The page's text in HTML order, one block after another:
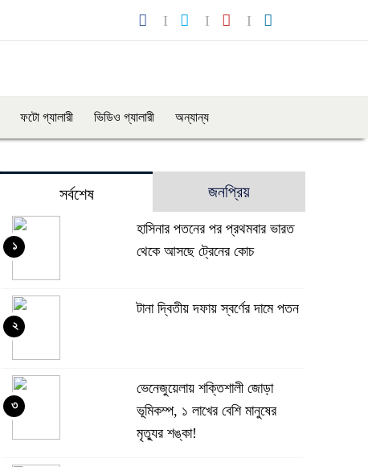
ফটো গ্যালারী ভিডিও গ্যালারী অন্যান্য
সর্বশেষ জনপ্রিয়
হাসিনার পতনের পর প্রথমবার ভারত
থেকে আসছে ট্রেনের কোচ
১
টানা দ্বিতীয় দফায় স্বর্ণের দামে পতন
২
ভেনেজুয়েলায় শক্তিশালী জোড়া
ভূমিকম্প, ১ লাখের বেশি মানুষের
মৃত্যুর শঙ্কা!
৩